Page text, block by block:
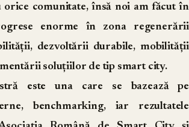
comunitate, însă noi am făcut în
enorme în zona regenerării
dezvoltării durabile, mobilității
soluțiilor de tip smart city.
este una care se bazează pe
benchmarking, iar rezultatele